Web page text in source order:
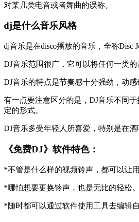
对某几类电音或者舞曲的误称。
dj是什么音乐风格
dj音乐是在disco播放的音乐，全称Disc
DJ音乐范围很广，它可以将任何一类
DJ音乐的特点是节奏感十分强劲，动
有一点要注意区分的是，DJ音乐不同
定的形式。
DJ音乐多受年轻人所喜爱，特别是在
《免费DJ》软件特色：
*不管是什么样的视频铃声，都可以让
*哪怕想要更换铃声，也是无比的轻松。
*随时都可以通过软件使用工具去编辑